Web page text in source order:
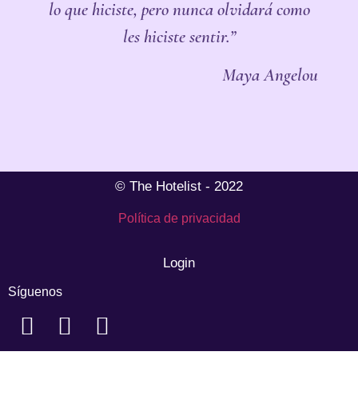
lo que hiciste, pero nunca olvidará como
les hiciste sentir.”
Maya Angelou
Síguenos
© The Hotelist - 2022
Política de privacidad
Login